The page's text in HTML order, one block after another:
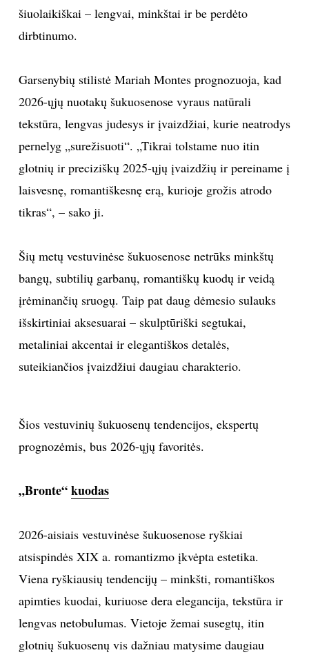
ISTORIJA
KNYGOS
NAMAI
VIRTUVĖ
RECEPTAI
NELAIMĖS
PRIVATUMO POLITIKA
PRENUMERUOK
NAUJIENLAIŠKĮ
šiuolaikiškai – lengvai, minkštai ir be perdėto
dirbtinumo.
Garsenybių stilistė Mariah Montes prognozuoja, kad
2026-ųjų nuotakų šukuosenose vyraus natūrali
tekstūra, lengvas judesys ir įvaizdžiai, kurie neatrodys
pernelyg „surežisuoti“. „Tikrai tolstame nuo itin
glotnių ir preciziškų 2025-ųjų įvaizdžių ir pereiname į
laisvesnę, romantiškesnę erą, kurioje grožis atrodo
tikras“, – sako ji.
Šių metų vestuvinėse šukuosenose netrūks minkštų
bangų, subtilių garbanų, romantiškų kuodų ir veidą
įrėminančių sruogų. Taip pat daug dėmesio sulauks
išskirtiniai aksesuarai – skulptūriški segtukai,
metaliniai akcentai ir elegantiškos detalės,
suteikiančios įvaizdžiui daugiau charakterio.
Šios vestuvinių šukuosenų tendencijos, ekspertų
prognozėmis, bus 2026-ųjų favoritės.
„Bronte“kuodas
2026-aisiais vestuvinėse šukuosenose ryškiai
atsispindės XIX a. romantizmo įkvėpta estetika.
Viena ryškiausių tendencijų – minkšti, romantiškos
apimties kuodai, kuriuose dera elegancija, tekstūra ir
lengvas netobulumas. Vietoje žemai susegtų, itin
glotnių šukuosenų vis dažniau matysime daugiau